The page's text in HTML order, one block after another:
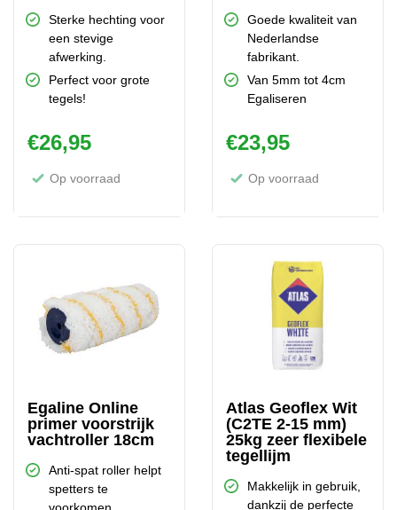
Sterke hechting voor
een stevige
afwerking.
Perfect voor grote
tegels!
€26,95
Op voorraad
Goede kwaliteit van
Nederlandse
fabrikant.
Van 5mm tot 4cm
Egaliseren
€23,95
Op voorraad
Egaline Online
primer voorstrijk
vachtroller 18cm
Anti-spat roller helpt
spetters te
Atlas Geoflex Wit
(C2TE 2-15 mm)
25kg zeer flexibele
tegellijm
Makkelijk in gebruik,
dankzij de perfecte